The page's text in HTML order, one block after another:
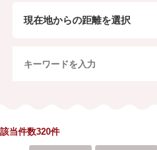
現在地からの距離を選択
該当件数320件